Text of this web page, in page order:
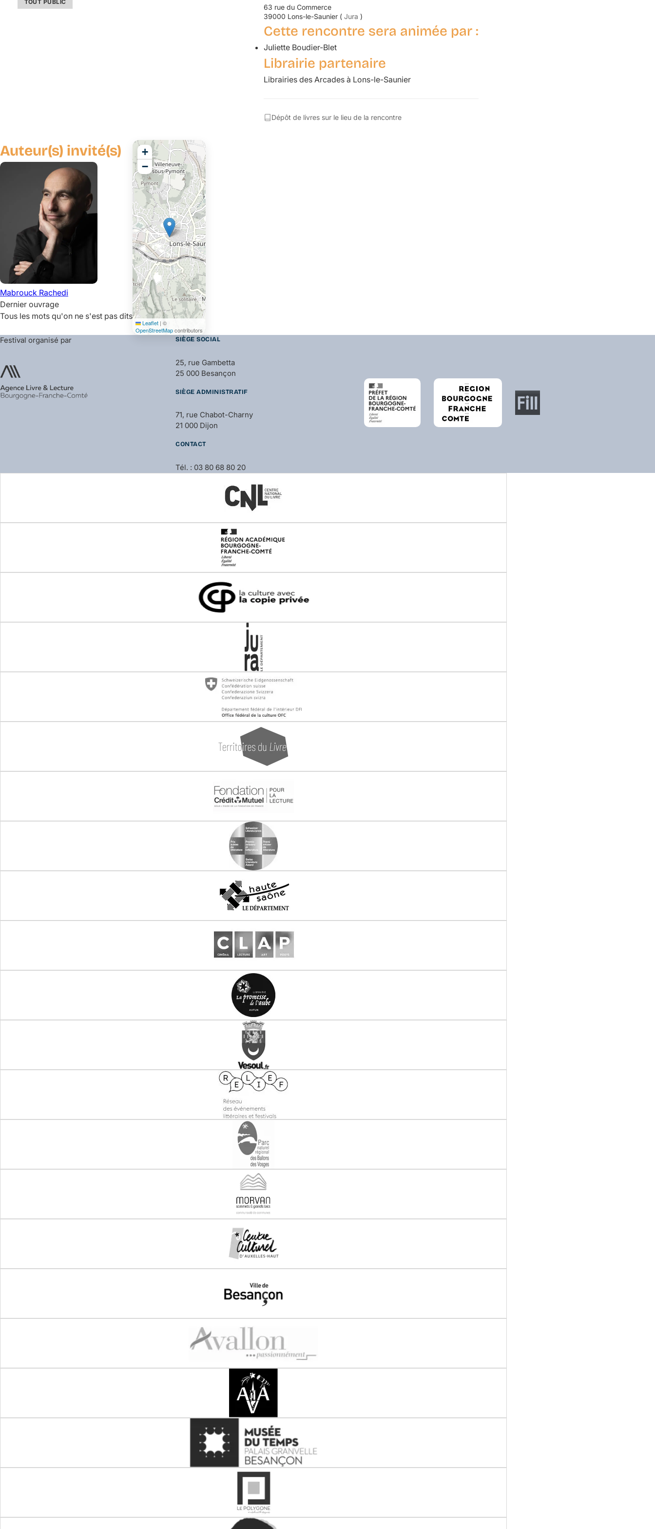
TOUT PUBLIC
63 rue du Commerce
39000 Lons-le-Saunier ( Jura )
Cette rencontre sera animée par :
Juliette Boudier-Blet
Librairie partenaire
Librairies des Arcades à Lons-le-Saunier
Dépôt de livres sur le lieu de la rencontre
Auteur(s) invité(s)
Mabrouck Rachedi
Dernier ouvrage
Tous les mots qu'on ne s'est pas dits
+
−
Leaflet | ©
OpenStreetMapcontributors
Festival organisé par SIÈGE SOCIAL
25, rue Gambetta
25 000 Besançon
SIÈGE ADMINISTRATIF
71, rue Chabot-Charny
21 000 Dijon
CONTACT
Tél. : 03 80 68 80 20